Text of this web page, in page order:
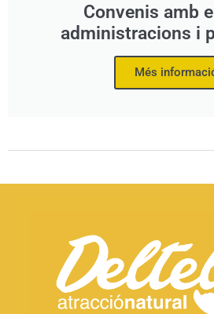
Convenis amb
administracions i
Més